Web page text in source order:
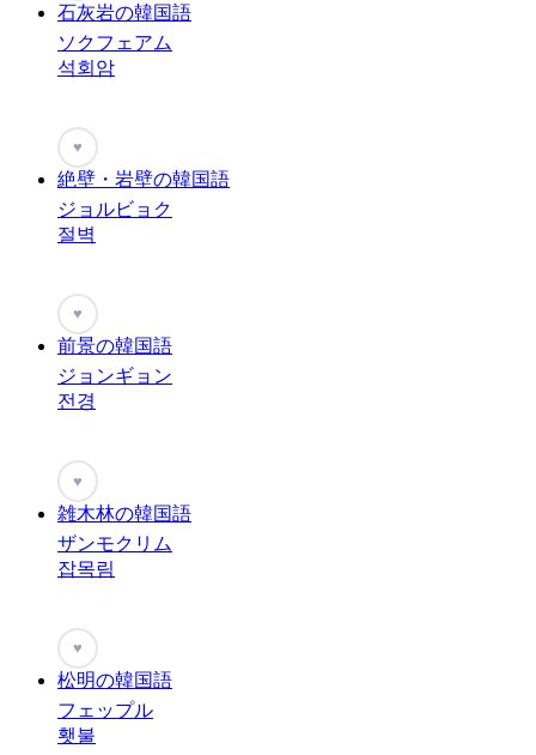
石灰岩の韓国語
ソクフェアム
석회암
♥
絶壁・岩壁の韓国語
ジョルビョク
절벽
♥
前景の韓国語
ジョンギョン
전경
♥
雑木林の韓国語
ザンモクリム
잡목림
♥
松明の韓国語
フェップル
횃불